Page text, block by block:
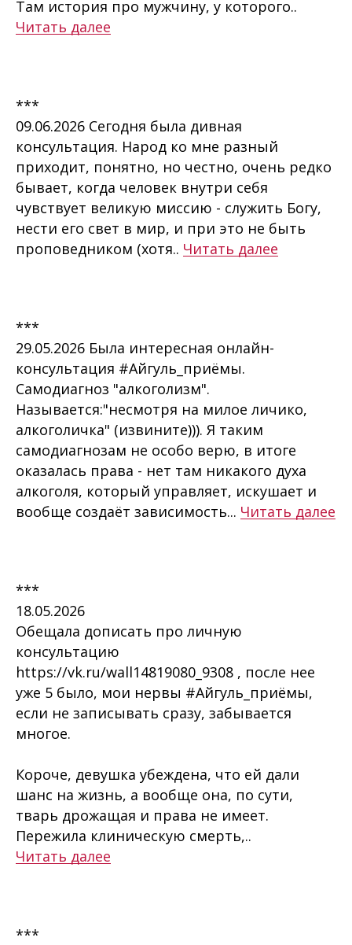
Там история про мужчину, у которого..
Читать далее
***
09.06.2026 Сегодня была дивная
консультация. Народ ко мне разный
приходит, понятно, но честно, очень редко
бывает, когда человек внутри себя
чувствует великую миссию - служить Богу,
нести его свет в мир, и при это не быть
проповедником (хотя.. Читать далее
***
29.05.2026 Была интересная онлайн-
консультация #Айгуль_приёмы.
Самодиагноз "алкоголизм".
Называется:"несмотря на милое личико,
алкоголичка" (извините))). Я таким
самодиагнозам не особо верю, в итоге
оказалась права - нет там никакого духа
алкоголя, который управляет, искушает и
вообще создаёт зависимость... Читать далее
***
18.05.2026
Обещала дописать про личную
консультацию
https://vk.ru/wall14819080_9308 , после нее
уже 5 было, мои нервы #Айгуль_приёмы,
если не записывать сразу, забывается
многое.
Короче, девушка убеждена, что ей дали
шанс на жизнь, а вообще она, по сути,
тварь дрожащая и права не имеет.
Пережила клиническую смерть,..
Читать далее
***